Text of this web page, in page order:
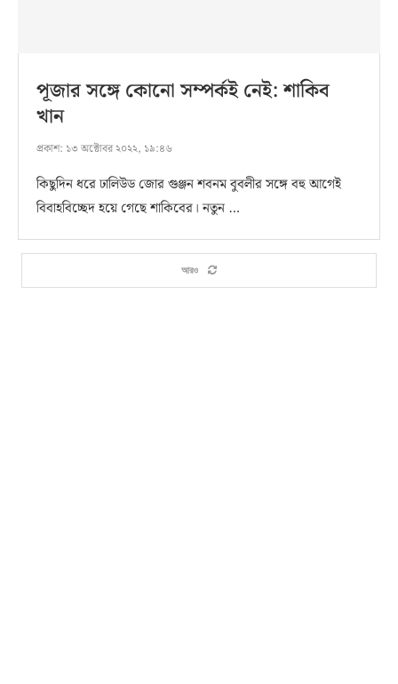
পূজার সঙ্গে কোনো সম্পর্কই নেই: শাকিব
খান
প্রকাশ: ১৩ অক্টোবর ২০২২, ১৯:৪৬
কিছুদিন ধরে ঢালিউড জোর গুঞ্জন শবনম বুবলীর সঙ্গে বহু আগেই
বিবাহবিচ্ছেদ হয়ে গেছে শাকিবের। নতুন …
আরও